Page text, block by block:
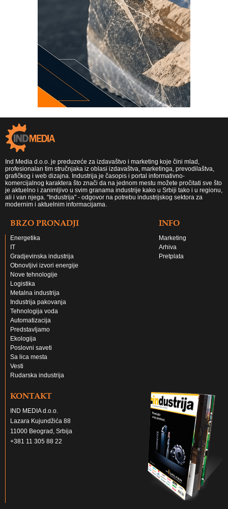
Ind Media d.o.o. je preduzeće za izdavaštvo i marketing koje čini mlad,
profesionalan tim stručnjaka iz oblasi izdavaštva, marketinga, prevodilaštva,
grafičkog i web dizajna. Industrija je časopis i portal informativno-
komercijalnog karaktera što znači da na jednom mestu možete pročitati sve što
je aktuelno i zanimljivo u svim granama industrije kako u Srbiji tako i u regionu,
ali i van njega. "Industrija" - odgovor na potrebu industrijskog sektora za
modernim i aktuelnim informacijama.
BRZO PRONADJI
Energetika
IT
Gradjevinska industrija
Obnovljivi izvori energije
Nove tehnologije
Logistika
Metalna industrija
Industrija pakovanja
Tehnologija voda
Automatizacija
Predstavljamo
Ekologija
Poslovni saveti
Sa lica mesta
Vesti
Rudarska industrija
INFO
Marketing
Arhiva
Pretplata
KONTAKT
IND MEDIA d.o.o.
Lazara Kujundžića 88
11000 Beograd, Srbija
+381 11 305 88 22